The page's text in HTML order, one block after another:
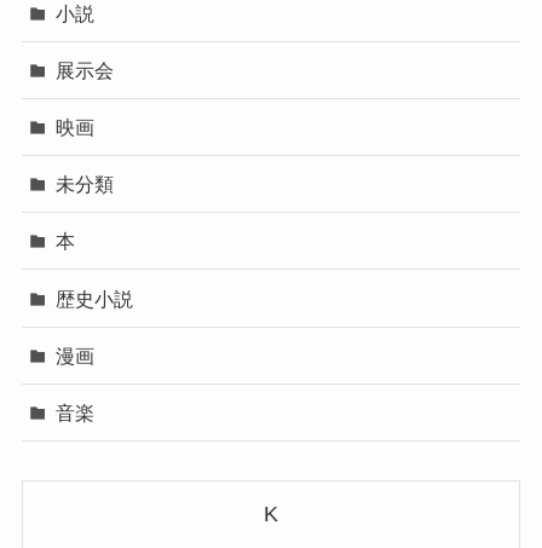
小説
展示会
映画
未分類
本
歴史小説
漫画
音楽
K